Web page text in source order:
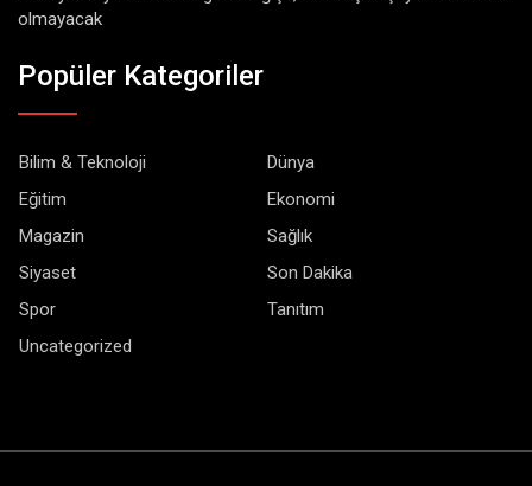
olmayacak
Popüler Kategoriler
Bilim & Teknoloji
Dünya
Eğitim
Ekonomi
Magazin
Sağlık
Siyaset
Son Dakika
Spor
Tanıtım
Uncategorized